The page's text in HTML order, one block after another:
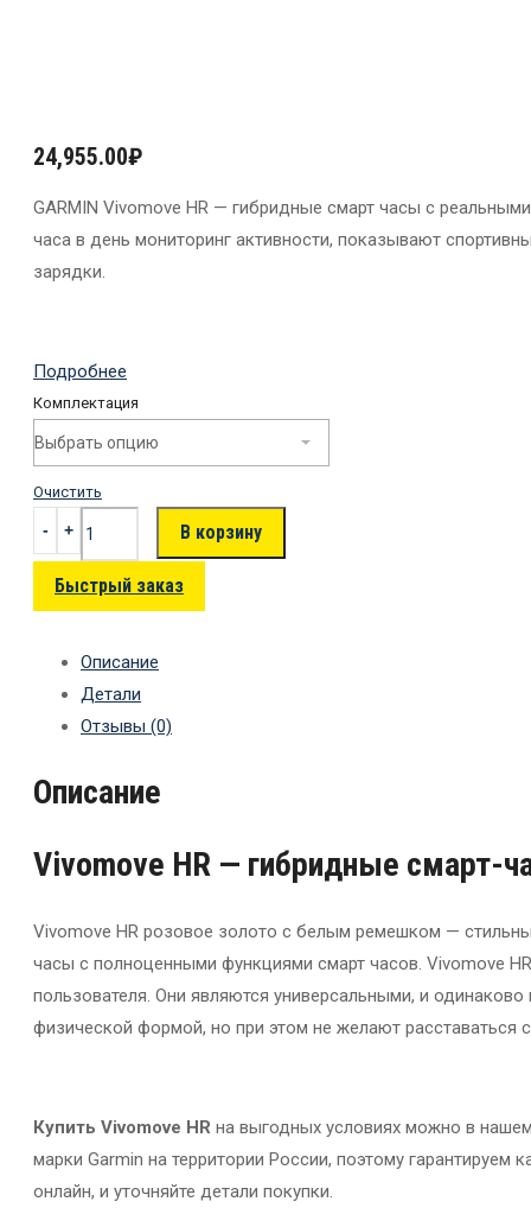
24,955.00₽
GARMIN Vivomove HR — гибридные смарт часы с
часа в день мониторинг активности, показывают
зарядки.
Подробнее
Комплектация
Очистить
В корзину
Быстрый заказ
Описание
Детали
Отзывы (0)
Описание
Vivomove HR — гибридные смарт-
Vivomove HR розовое золото с белым ремешком —
часы с полноценными функциями смарт часов. Vivomove
пользователя. Они являются универсальными, и
физической формой, но при этом не желают расставаться
Купить Vivomove HR на выгодных условиях можно в
марки Garmin на территории России, поэтому
онлайн, и уточняйте детали покупки.